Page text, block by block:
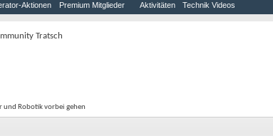
Aktionen Premium Mitglieder Aktivitäten Technik Videos
Tratsch
und Robotik vorbei gehen